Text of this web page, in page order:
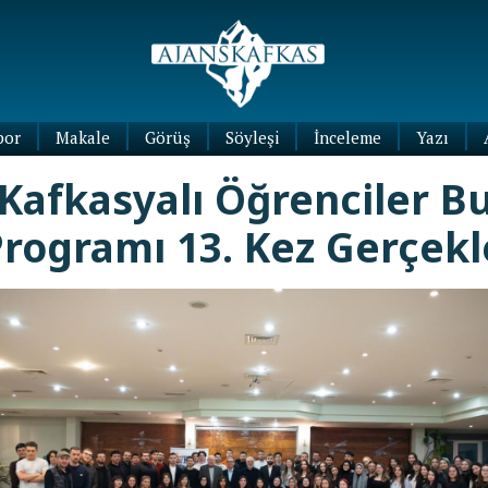
Makale Görüş Söyleşi İnceleme
Yazı
Yazıları
Blog
Yazıları
Öğrenciler
13. Kez